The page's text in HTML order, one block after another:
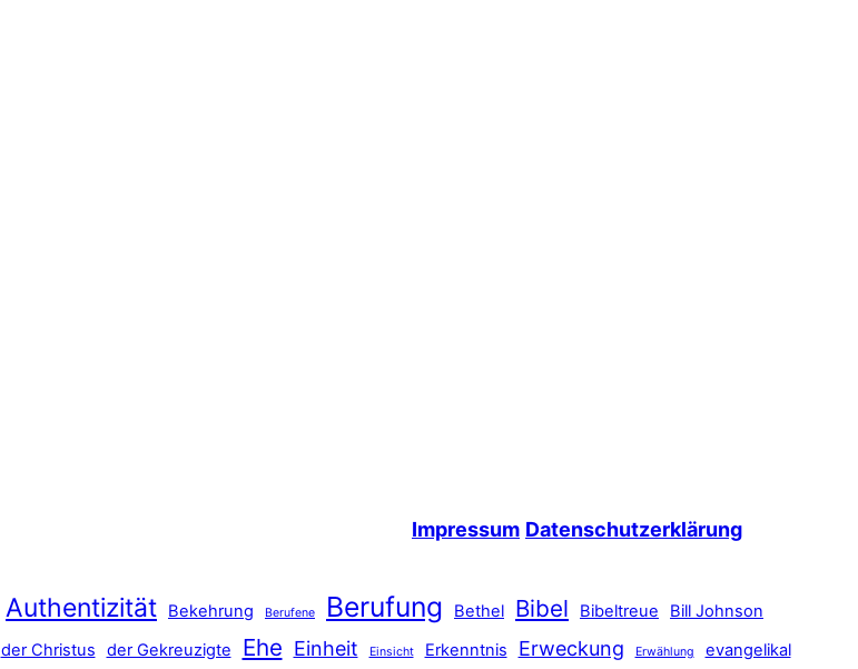
Impressum Datenschutzerklärung
Authentizität Bekehrung Berufene Berufung Bethel Bibel Bibeltreue Bill Johnson
der Christus der Gekreuzigte Ehe Einheit Einsicht Erkenntnis Erweckung Erwählung evangelikal